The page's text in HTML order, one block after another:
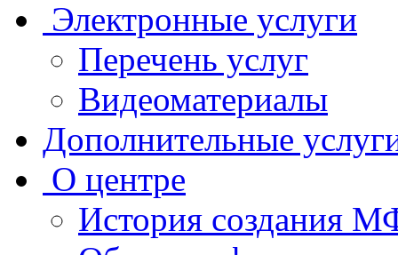
Электронные услуги
Перечень услуг
Видеоматериалы
Дополнительные
О центре
История создания